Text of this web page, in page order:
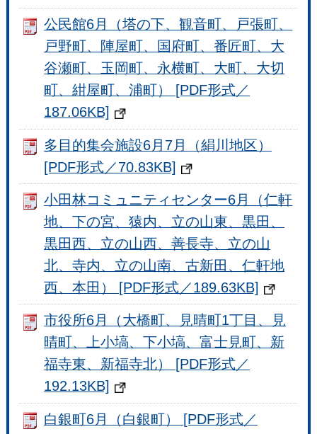
公民館6月（塔の下、観音町、戸張町、
戸野町、陣屋町、国府町、番匠町、大
谷瀬町、玉岡町、永横町、大町、大切
町、紺屋町、浦町） [PDF形式／
187.06KB]
多目的集会施設6月7月（絹川地区）
[PDF形式／70.83KB]
小田林コミュニティセンター6月（仁軒
地、下の宮、猿内、立の山東、黒田、
黒田西、立の山西、善長寺、立の山
北、寺内、立の山南、古新田、仁軒地
西、本田） [PDF形式／189.63KB]
市役所6月（大橋町、見晴町1丁目、見
晴町、上小塙、下小塙、富士見町、新
福寺東、新福寺北） [PDF形式／
192.13KB]
白銀町6月（白銀町） [PDF形式／